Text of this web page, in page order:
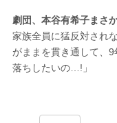
劇団、本谷有希子まさ
家族全員に猛反対され
がままを貫き通して、
落ちしたいの…!」